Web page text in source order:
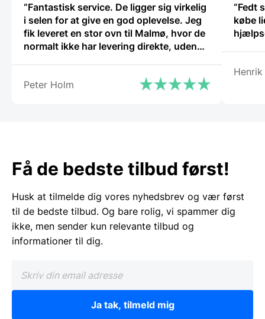
“Fantastisk service. De ligger sig virkelig
i selen for at give en god oplevelse. Jeg
fik leveret en stor ovn til Malmø, hvor de
normalt ikke har levering direkte, uden
service er noget ud over det
Peter Holm
“Fedt
købe
Få de bedste tilbud først!
Husk at tilmelde dig vores nyhedsbrev og vær først
til de bedste tilbud. Og bare rolig, vi spammer dig
ikke, men sender kun relevante tilbud og
informationer til dig.
Ja tak, tilmeld mig